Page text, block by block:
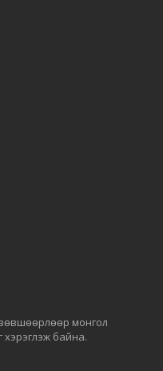
монгол
хэрэглэж байна.